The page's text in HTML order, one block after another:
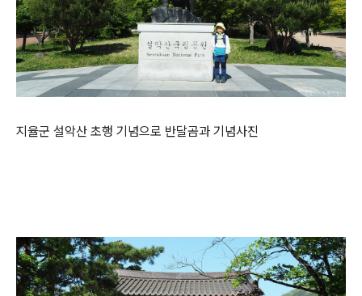
지율군 설악산 초행 기념으로 반달곰과 기념사진